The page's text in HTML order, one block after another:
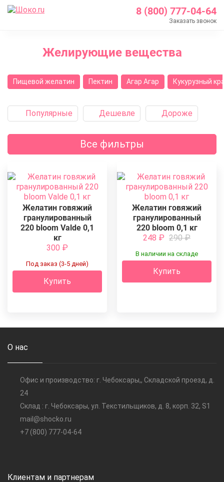
8 (800) 777-04-64
Заказать звонок
Каталог
Кондитерские ингредиенты
Желирующие вещества
Желирующие вещества
Пищевой желатин Пектин Агар Агар Кукурузный
Популярные Дешевле Дороже
Все фильтры
Желатин говяжий
гранулированный
220 bloom Valde 0,1
кг
300 ₽
Под заказ (3-5 дней)
Купить
Желатин говяжий
гранулированный
220 bloom 0,1 кг
248 ₽ 290₽
В наличии на складе
Купить
О нас
Офис и производство: г. Чебоксары,, Складской проезд, д.
24
Склад : г. Чебоксары, ул. Текстильщиков, д. 8, корп. 32, S1
mail@shocko.ru
+7 (800) 777-04-64
Клиентам и партнерам